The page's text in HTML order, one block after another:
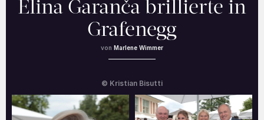
Elina Garanča brillierte in
Grafenegg
Marlene Wimmer
© Kristian Bisutti